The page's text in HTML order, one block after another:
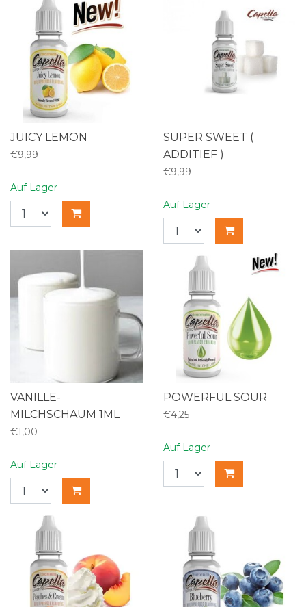
JUICY LEMON
€9,99
Auf Lager
SUPER SWEET (
ADDITIEF )
€9,99
Auf Lager
VANILLE-
MILCHSCHAUM 1ML
€1,00
Auf Lager
POWERFUL SOUR
€4,25
Auf Lager